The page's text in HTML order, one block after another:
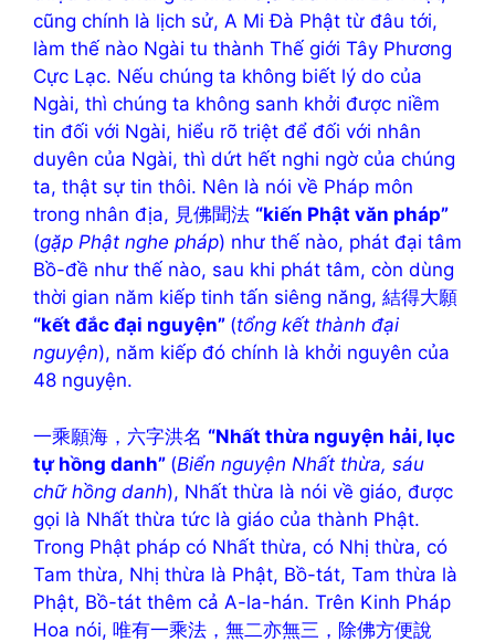
cũng chính là lịch sử, A Mi Đà Phật từ đâu tới,
làm thế nào Ngài tu thành Thế giới Tây Phương
Cực Lạc. Nếu chúng ta không biết lý do của
Ngài, thì chúng ta không sanh khởi được niềm
tin đối với Ngài, hiểu rõ triệt để đối với nhân
duyên của Ngài, thì dứt hết nghi ngờ của chúng
ta, thật sự tin thôi. Nên là nói về Pháp môn
trong nhân địa, 見佛聞法 “kiến Phật văn pháp”
(gặp Phật nghe pháp) như thế nào, phát đại tâm
Bồ-đề như thế nào, sau khi phát tâm, còn dùng
thời gian năm kiếp tinh tấn siêng năng, 結得大願
“kết đắc đại nguyện” (tổng kết thành đại
nguyện), năm kiếp đó chính là khởi nguyên của
48 nguyện.
一乘願海，六字洪名 “Nhất thừa nguyện hải, lục
tự hồng danh” (Biển nguyện Nhất thừa, sáu
chữ hồng danh), Nhất thừa là nói về giáo, được
gọi là Nhất thừa tức là giáo của thành Phật.
Trong Phật pháp có Nhất thừa, có Nhị thừa, có
Tam thừa, Nhị thừa là Phật, Bồ-tát, Tam thừa là
Phật, Bồ-tát thêm cả A-la-hán. Trên Kinh Pháp
Hoa nói, 唯有一乘法，無二亦無三，除佛方便說